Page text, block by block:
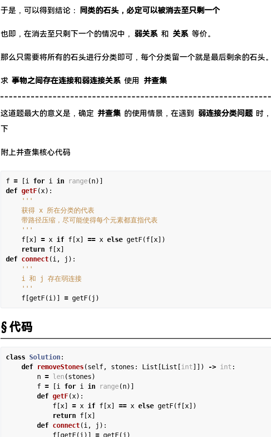
于是，可以得到结论： 同类的石头，必定可以被消去至只剩一个
也即，在消去至只剩下一个的情况中， 弱关系 和 关系 等价。
那么只需要将所有的石头进行分类即可，每个分类留一个就是最后剩余的石头。
求 事物之间存在连接和弱连接关系 使用 并查集
这道题最大的意义是，确定 并查集 的使用情景，在遇到 弱连接分类问题 时
下
附上并查集核心代码
f = [i for i in range
def getF(x):
    '''
    f[x]
= x if f[x] == x else getF(f[x])
return
def connect(i, j):
    '''
    f[getF(i)]
=
代码
class Solution:
def
removeStones(self, stones: List[List[int]]) -> int :
        n
= len (stones)
        f
= [i for i in range(n)]
def getF(x):
            f[x]
= x if f[x] == x else getF(f[x])
return f[x]
def connect(i, j):
            f[getF(i)]
= getF(j)